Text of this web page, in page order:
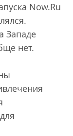
Now.Ru
Западе
нет.